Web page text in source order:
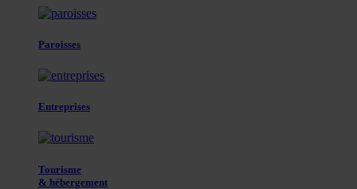
Paroisses
Entreprises
Tourisme
& hébergement